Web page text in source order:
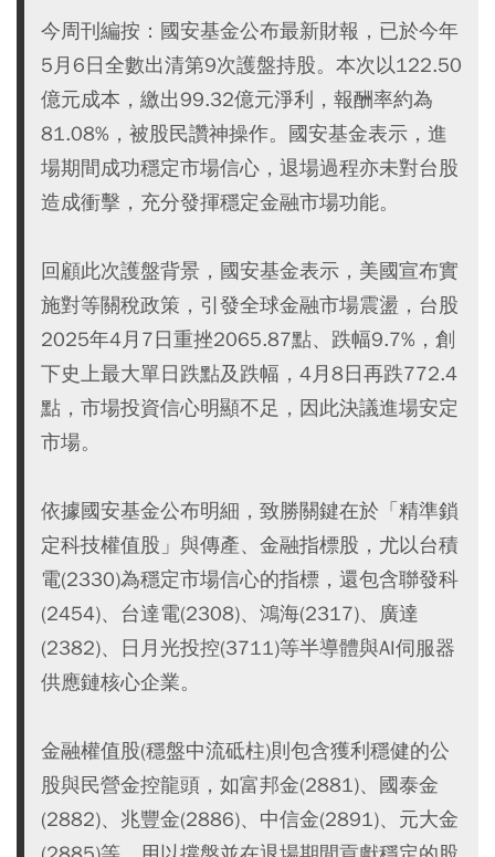
今周刊編按：國安基金公布最新財報，已於今年
5月6日全數出清第9次護盤持股。本次以122.50
億元成本，繳出99.32億元淨利，報酬率約為
81.08%，被股民讚神操作。國安基金表示，進
場期間成功穩定市場信心，退場過程亦未對台股
造成衝擊，充分發揮穩定金融市場功能。
回顧此次護盤背景，國安基金表示，美國宣布實
施對等關稅政策，引發全球金融市場震盪，台股
2025年4月7日重挫2065.87點、跌幅9.7%，創
下史上最大單日跌點及跌幅，4月8日再跌772.4
點，市場投資信心明顯不足，因此決議進場安定
市場。
依據國安基金公布明細，致勝關鍵在於「精準鎖
定科技權值股」與傳產、金融指標股，尤以台積
電(2330)為穩定市場信心的指標，還包含聯發科
(2454)、台達電(2308)、鴻海(2317)、廣達
(2382)、日月光投控(3711)等半導體與AI伺服器
供應鏈核心企業。
金融權值股(穩盤中流砥柱)則包含獲利穩健的公
股與民營金控龍頭，如富邦金(2881)、國泰金
(2882)、兆豐金(2886)、中信金(2891)、元大金